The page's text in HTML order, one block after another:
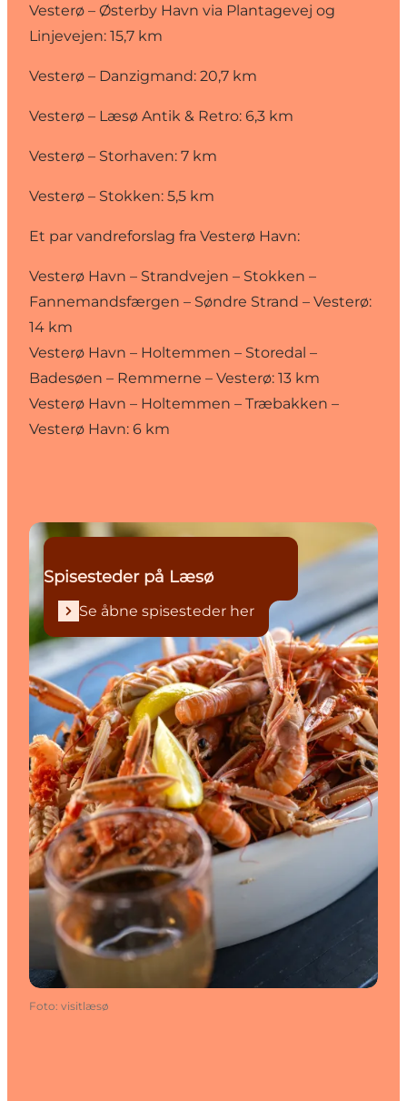
Vesterø – Østerby Havn via Plantagevej og
Linjevejen: 15,7 km
Vesterø – Danzigmand: 20,7 km
Vesterø – Læsø Antik & Retro: 6,3 km
Vesterø – Storhaven: 7 km
Vesterø – Stokken: 5,5 km
Et par vandreforslag fra Vesterø Havn:
Vesterø Havn – Strandvejen – Stokken –
Fannemandsfærgen – Søndre Strand – Vesterø:
14 km
Vesterø Havn – Holtemmen – Storedal –
Badesøen – Remmerne – Vesterø: 13 km
Vesterø Havn – Holtemmen – Træbakken –
Vesterø Havn: 6 km
Se åbne spisesteder her
Spisesteder på Læsø
Se åbne spisesteder her
Foto: visitlæsø